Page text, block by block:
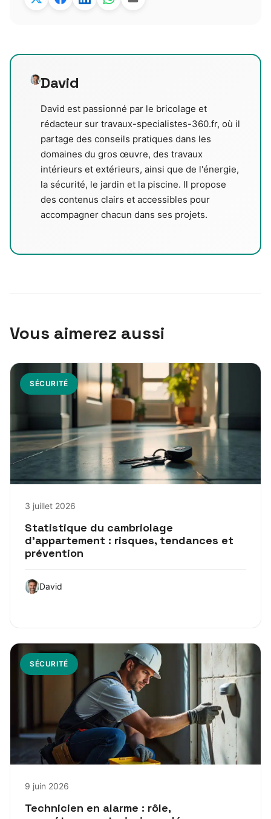
David
David est passionné par le bricolage et
rédacteur sur travaux-specialistes-360.fr, où il
partage des conseils pratiques dans les
domaines du gros œuvre, des travaux
intérieurs et extérieurs, ainsi que de l'énergie,
la sécurité, le jardin et la piscine. Il propose
des contenus clairs et accessibles pour
accompagner chacun dans ses projets.
Vous aimerez aussi
SÉCURITÉ
3 juillet 2026
Statistique du cambriolage
d’appartement : risques, tendances et
prévention
David
SÉCURITÉ
9 juin 2026
Technicien en alarme : rôle,